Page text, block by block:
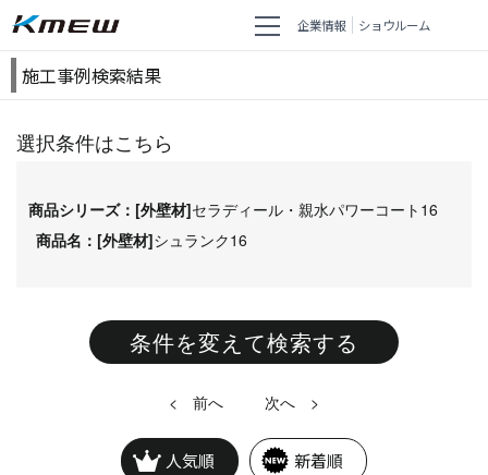
企業情報 ショウルーム
施工事例検索結果
選択条件はこちら
商品シリーズ：[外壁材]セラディール・親水パワーコート16
商品名：[外壁材]シュランク16
条件を変えて検索する
< >
人気順 新着順